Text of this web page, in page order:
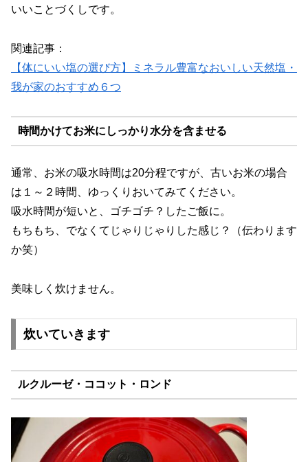
いいことづくしです。
関連記事：
【体にいい塩の選び方】ミネラル豊富なおいしい天然塩・
我が家のおすすめ６つ
時間かけてお米にしっかり水分を含ませる
通常、お米の吸水時間は20分程ですが、古いお米の場合
は１～２時間、ゆっくりおいてみてください。
吸水時間が短いと、ゴチゴチ？したご飯に。
もちもち、でなくてじゃりじゃりした感じ？（伝わります
か笑）
美味しく炊けません。
炊いていきます
ルクルーゼ・ココット・ロンド